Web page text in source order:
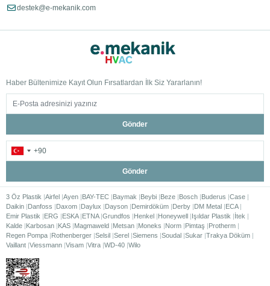
destek@e-mekanik.com
Haber Bültenimize Kayıt Olun Fırsatlardan İlk Siz Yararlanın!
Gönder
Gönder
3 Öz Plastik Airfel Ayen BAY-TEC Baymak Beybi Beze Bosch Buderus Case
Daikin Danfoss Daxom Daylux Dayson Demirdöküm Derby DM Metal ECA
Emir Plastik
ERG ESKA ETNA Grundfos Henkel Honeywell Işıldar Plastik
İtek
Kalde Karbosan KAS Magmaweld Metsan Moneks Norm Pimtaş
Protherm
Regen Pompa Rothenberger Selsil Serel Siemens Soudal Sukar Trakya Döküm
Vaillant Viessmann Visam Vitra WD-40 Wilo